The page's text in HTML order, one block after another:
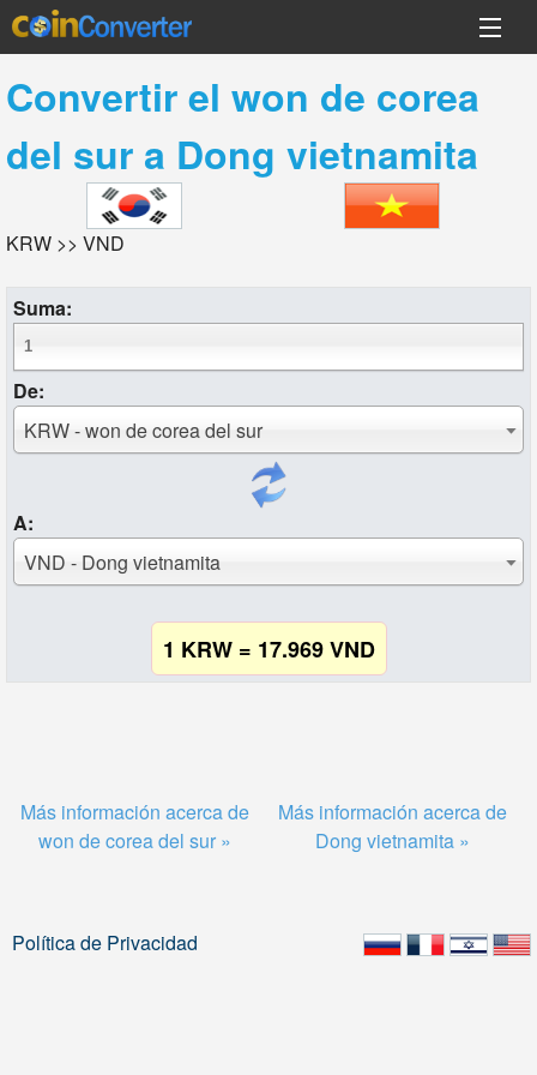
Convertir el won de corea
del sura Dong vietnamita
KRW >> VND
Suma:
De:
KRW - won de corea del sur
A:
VND - Dong vietnamita
1 KRW = 17.969 VND
Más información acerca de
won de corea del sur »
Más información acerca de
Dong vietnamita »
Política de Privacidad